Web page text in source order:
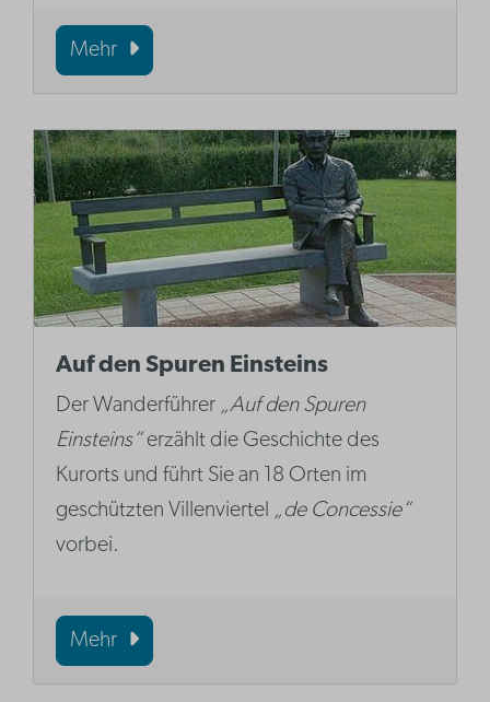
Mehr
Auf den Spuren Einsteins
Der Wanderführer „Auf den Spuren
Einsteins“erzählt die Geschichte des
Kurorts und führt Sie an 18 Orten im
geschützten Villenviertel „de Concessie“
vorbei.
Mehr